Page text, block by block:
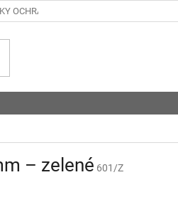
OCHRANY OSOBNÍCH ÚDAJŮ
– zelené 601/Z